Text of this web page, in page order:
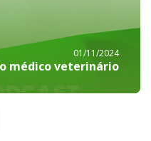
01/11/2024
médico veterinário